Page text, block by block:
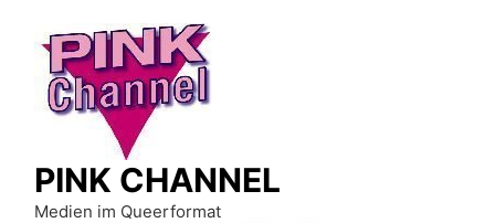
content
PINK CHANNEL
Medien im Queerformat